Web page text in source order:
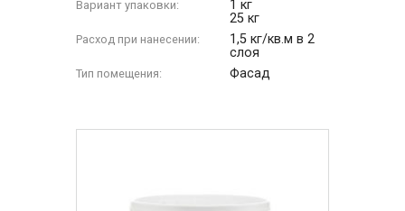
Вариант упаковки:
1 кг
25 кг
Расход при нанесении:
1,5 кг/кв.м в 2
слоя
Тип помещения: Фасад